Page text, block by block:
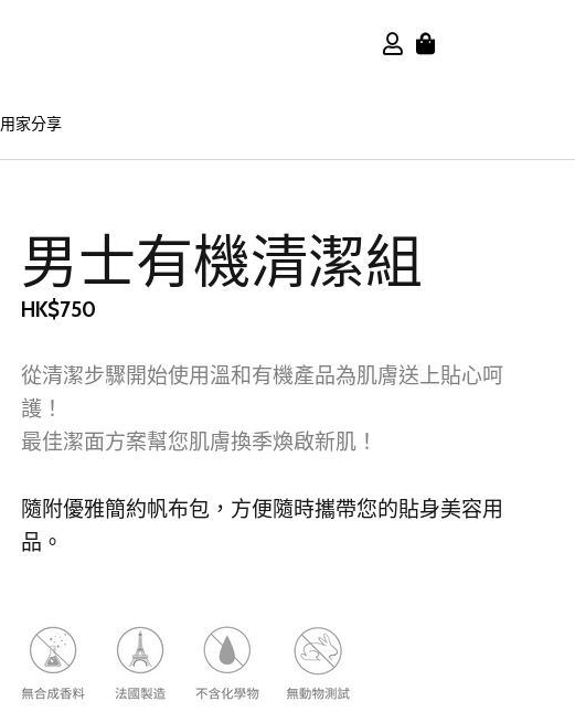
用家分享
男士有機清潔組
HK$750
從清潔步驟開始使用溫和有機產品為肌膚送上貼心呵
護！
最佳潔面方案幫您肌膚換季煥啟新肌！
隨附優雅簡約帆布包，方便隨時攜帶您的貼身美容用
品。